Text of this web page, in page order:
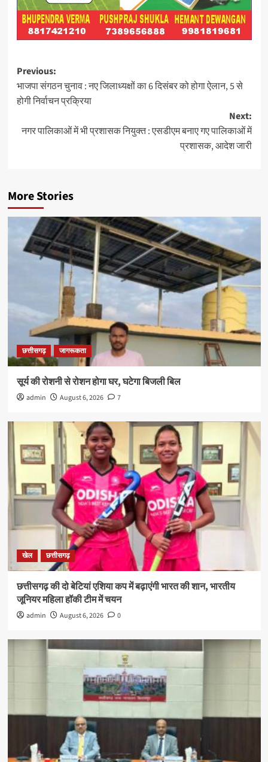
Post
navigation
Previous:
भाजपा संगठन चुनाव : नए जिलाध्यक्षों का 6 दिसंबर को होगा ऐलान, 5 से
होगी निर्वाचन प्रक्रिया
Next:
नगर पालिकाओं में भी प्रशासक नियुक्त : एसडीएम बनाए गए पालिकाओं में
प्रशासक, आदेश जारी
More Stories
छत्तीसगढ़ जागरूकता
सूर्य की रोशनी से रोशन होगा घर, घटेगा बिजली बिल
admin August 6, 2026 7
खेल छत्तीसगढ़
छत्तीसगढ़ की दो बेटियां एशिया कप में बढ़ाएंगी भारत की शान, भारतीय
जूनियर महिला हॉकी टीम में चयन
admin August 6, 2026 0